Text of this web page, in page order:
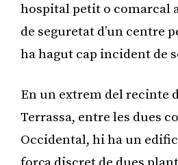
hospital petit o comarcal
de seguretat d’un centre
ha hagut cap incident de
En un extrem del recinte
Terrassa, entre les dues
Occidental, hi ha un